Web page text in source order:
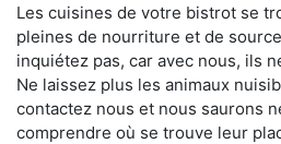
Les cuisines de votre bistrot se
pleines de nourriture et de
inquiétez pas, car avec nous, ils
Ne laissez plus les animaux
contactez nous et nous saurons
comprendre où se trouve leur